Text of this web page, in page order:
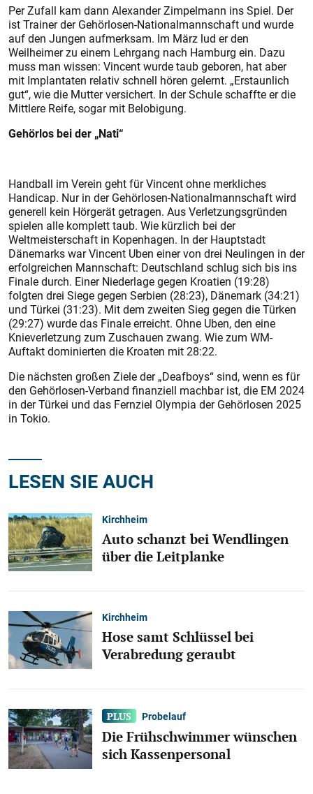
Per Zufall kam dann Alexander Zimpelmann ins Spiel. Der
ist Trainer der Gehörlosen-Nationalmannschaft und wurde
auf den Jungen aufmerksam. Im März lud er den
Weilheimer zu einem Lehrgang nach Hamburg ein. Dazu
muss man wissen: Vincent wurde taub geboren, hat aber
mit Implantaten relativ schnell hören gelernt. „Erstaunlich
gut“, wie die Mutter versichert. In der Schule schaffte er die
Mittlere Reife, sogar mit Belobigung.
Gehörlos bei der „Nati“
Handball im Verein geht für Vincent ohne merkliches
Handicap. Nur in der Gehörlosen-Nationalmannschaft wird
generell kein Hörgerät getragen. Aus Verletzungsgründen
spielen alle komplett taub. Wie kürzlich bei der
Weltmeisterschaft in Kopenhagen. In der Hauptstadt
Dänemarks war Vincent Uben einer von drei Neulingen in der
erfolgreichen Mannschaft: Deutschland schlug sich bis ins
Finale durch. Einer Niederlage gegen Kroatien (19:28)
folgten drei Siege gegen Serbien (28:23), Dänemark (34:21)
und Türkei (31:23). Mit dem zweiten Sieg gegen die Türken
(29:27) wurde das Finale erreicht. Ohne Uben, den eine
Knieverletzung zum Zuschauen zwang. Wie zum WM-
Auftakt dominierten die Kroaten mit 28:22.
Die nächsten großen Ziele der „Deafboys“ sind, wenn es für
den Gehörlosen-Verband finanziell machbar ist, die EM 2024
in der Türkei und das Fernziel Olympia der Gehörlosen 2025
in Tokio.
LESEN SIE AUCH
Kirchheim
Auto schanzt bei Wendlingen
über die Leitplanke
Kirchheim
Hose samt Schlüssel bei
Verabredung geraubt
Probelauf
Die Frühschwimmer wünschen
sich Kassenpersonal